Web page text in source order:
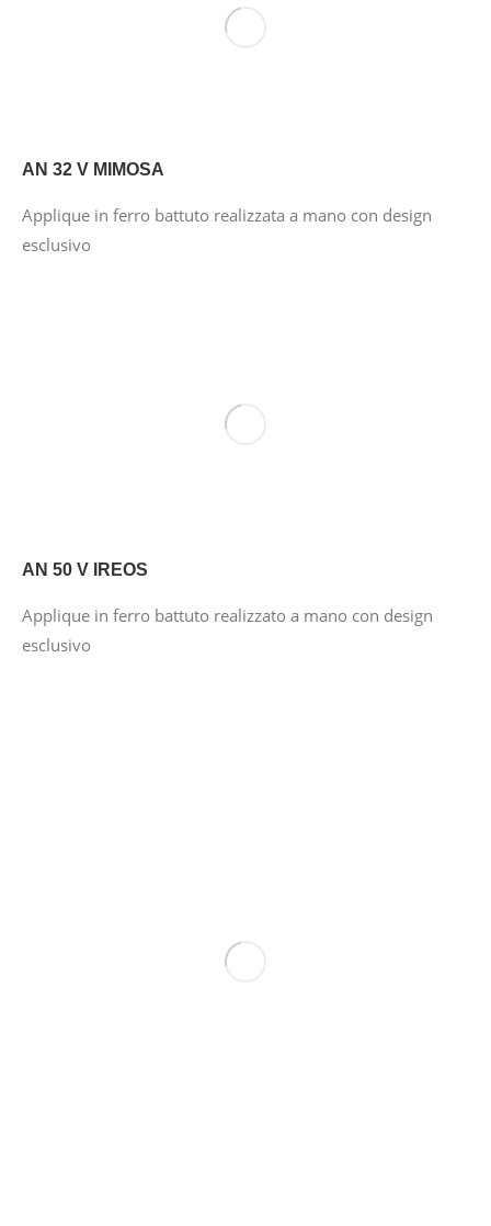
AN 32 V MIMOSA
Applique in ferro battuto realizzata a mano con design
esclusivo
AN 50 V IREOS
Applique in ferro battuto realizzato a mano con design
esclusivo